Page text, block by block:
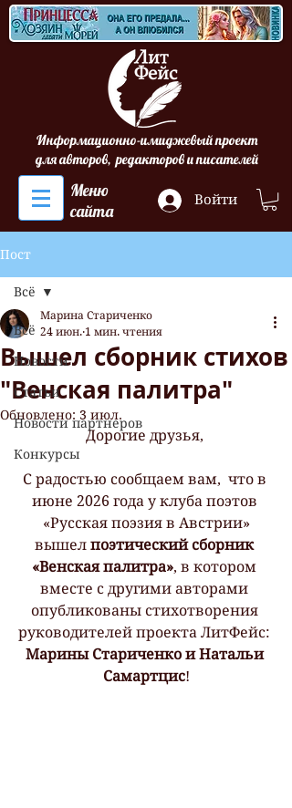
Информационно-имиджевый проект
для авторов, редакторов и писателей
Меню
сайта
Войти
Пост
Всё
Новости
Статьи
Новости партнеров
Конкурсы
Всё
Вышел сборник стихов
"Венская палитра"
Марина Стариченко
24 июн. 1 мин. чтения
Обновлено: 3 июл.
Дорогие друзья,
С радостью сообщаем вам,  что в
июне 2026 года у клуба поэтов
«Русская поэзия в Австрии»
вышел поэтический сборник
«Венская палитра», в котором
вместе с другими авторами
опубликованы стихотворения
руководителей проекта ЛитФейс:
Марины Стариченко и Натальи
Самартцис!